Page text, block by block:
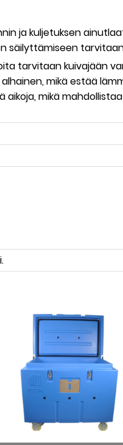
kuljetuksen
säilyttämiseen
tarvitaan kuivajään
mikä estää
mikä